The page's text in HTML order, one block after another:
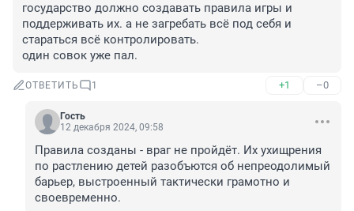
государство должно создавать правила игры и
поддерживать их. а не загребать всё под себя и
стараться всё контролировать.
один совок уже пал.
ОТВЕТИТЬ 1 +1 –0
Гость
12 декабря 2024, 09:58
Правила созданы - враг не пройдёт. Их ухищрения
по растлению детей разобъются об непреодолимый
барьер, выстроенный тактически грамотно и
своевременно.